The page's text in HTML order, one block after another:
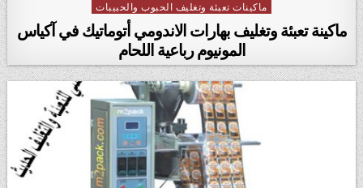
Posted in
ماكينات تعبئة وتغليف الحبوب والحبيبات
ماكينة تعبئة وتغليف بهارات الاندومي أتوماتيك في آكياس
المونيوم رباعية اللحام